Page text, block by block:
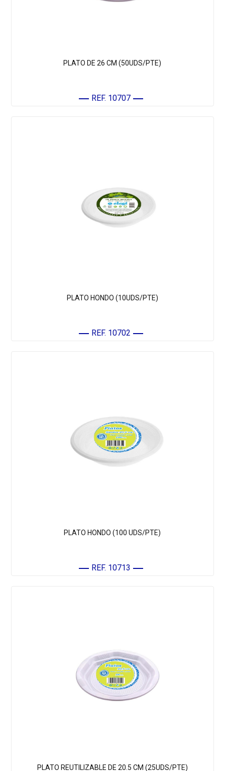
PLATO DE 26 CM (50UDS/PTE)
REF. 10707
PLATO HONDO (10UDS/PTE)
REF. 10702
PLATO HONDO (100 UDS/PTE)
REF. 10713
PLATO REUTILIZABLE DE 20.5 CM (25UDS/PTE)